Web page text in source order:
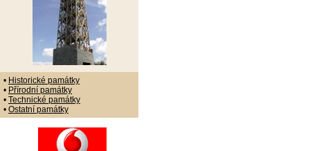
• Historické památky
• Přírodní památky
• Technické památky
• Ostatní památky